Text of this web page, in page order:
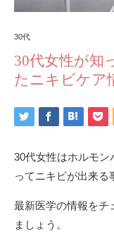
30代
30代女性が知
たニキビケア
30代女性はホルモン
ってニキビが出来る
最新医学の情報をチ
ましょう。